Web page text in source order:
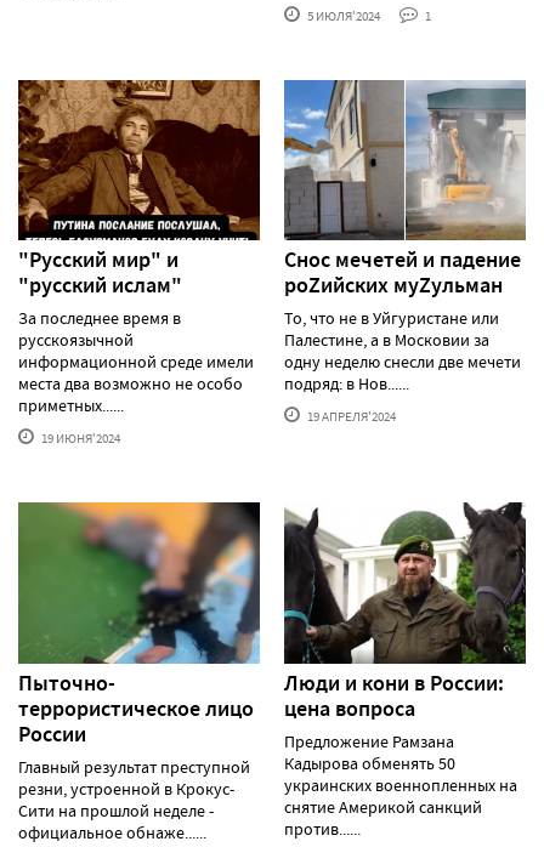
5 ИЮЛЯ'2024 1
"Русский мир" и
"русский ислам"
За последнее время в
русскоязычной
информационной среде имели
места два возможно не особо
приметных......
19 ИЮНЯ'2024
Снос мечетей и падение
роZийских муZульман
То, что не в Уйгуристане или
Палестине, а в Московии за
одну неделю снесли две мечети
подряд: в Нов......
19 АПРЕЛЯ'2024
Пыточно-
террористическое лицо
России
Главный результат преступной
резни, устроенной в Крокус-
Сити на прошлой неделе -
официальное обнаже......
Люди и кони в России:
цена вопроса
Предложение Рамзана
Кадырова обменять 50
украинских военнопленных на
снятие Америкой санкций
против......